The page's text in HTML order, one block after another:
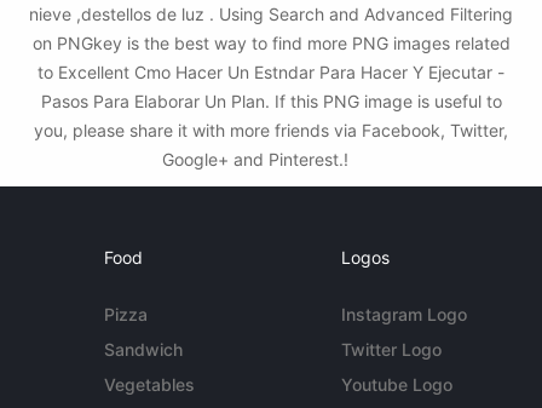
nieve ,destellos de luz . Using Search and Advanced Filtering
on PNGkey is the best way to find more PNG images related
to Excellent Cmo Hacer Un Estndar Para Hacer Y Ejecutar -
Pasos Para Elaborar Un Plan. If this PNG image is useful to
you, please share it with more friends via Facebook, Twitter,
Google+ and Pinterest.!
Food
Pizza
Sandwich
Vegetables
Logos
Instagram Logo
Twitter Logo
Youtube Logo